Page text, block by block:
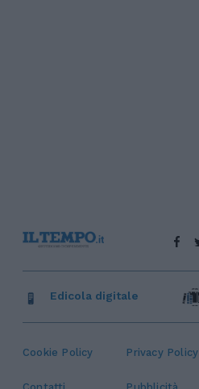
Cookie Policy Privacy Policy
Edicola digitale